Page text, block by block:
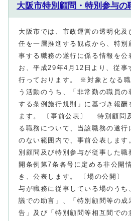
大阪市特別顧問・特別参与の
大阪市では、市政運営の透明化及
任を一層推進する観点から、特別
事する職務の遂行に係る情報を公
お、平成29年4月12日より、従事
行っております。 ※対象となる
う活動のうち、「非常勤の職員の
する条例施行規則」に基づき報酬
ます。 〔事前公表〕 特別顧問
る職務について、当該職務の遂行
のない範囲内で、事前公表しま
別顧問及び特別参与が従事した職
開条例第7条各号に定める非公開
き、公表します。 〔場の公開〕
与が職務に従事している場のうち
議での助言」、「特別顧問等の成
告」及び「特別顧問等相互間での